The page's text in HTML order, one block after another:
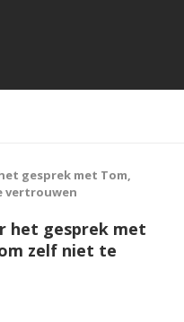
gesprek met Tom,
vertrouwen
het gesprek met
zelf niet te